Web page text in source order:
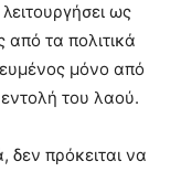
ως
τα πολιτικά
μόνο από
του λαού.
δεν πρόκειται να